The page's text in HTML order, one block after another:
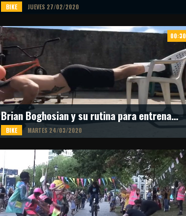
BIKE JUEVES 27/02/2020
exploraron este lugar único de Turquía con sus bicicletas y acompañados de sus
cámaras personales.
Fuente: Youtube
00:30
Brian Boghosian y su rutina para entrenar en casa
BIKE MARTES 24/03/2020
poder entrenar en casa durante la cuarentena obligatoria.
Fuente: Instagram (@brianboghosian)